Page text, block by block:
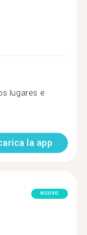
lugares e
la app
NUOVO